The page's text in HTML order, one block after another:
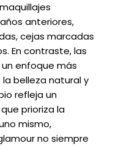
anteriores,
cejas marcadas
En contraste, las
enfoque más
belleza natural y
refleja un
prioriza la
mismo,
no siempre